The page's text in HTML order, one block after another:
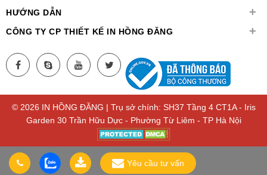
HƯỚNG DẪN +
CÔNG TY CP THIẾT KẾ IN HỒNG ĐĂNG +
© 2026 IN HỒNG ĐĂNG | Trụ sở chính: SH37 Tầng 4 CT1A - Iris
Garden 30 Trần Hữu Dực - Phường Từ Liêm - TP Hà Nội
Yêu cầu tư vấn